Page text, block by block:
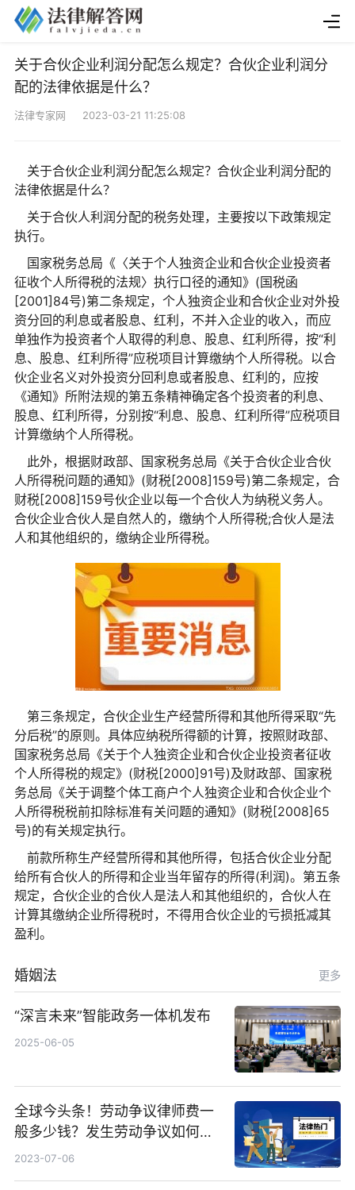
关于合伙企业利润分配怎么规定？合伙企业利润分
配的法律依据是什么？
法律专家网 2023-03-21 11:25:08
关于合伙企业利润分配怎么规定？合伙企业利润分配的
法律依据是什么？
关于合伙人利润分配的税务处理，主要按以下政策规定
执行。
国家税务总局《〈关于个人独资企业和合伙企业投资者
征收个人所得税的法规〉执行口径的通知》(国税函
[2001]84号)第二条规定，个人独资企业和合伙企业对外投
资分回的利息或者股息、红利，不并入企业的收入，而应
单独作为投资者个人取得的利息、股息、红利所得，按“利
息、股息、红利所得”应税项目计算缴纳个人所得税。以合
伙企业名义对外投资分回利息或者股息、红利的，应按
《通知》所附法规的第五条精神确定各个投资者的利息、
股息、红利所得，分别按“利息、股息、红利所得”应税项目
计算缴纳个人所得税。
此外，根据财政部、国家税务总局《关于合伙企业合伙
人所得税问题的通知》(财税[2008]159号)第二条规定，合
财税[2008]159号伙企业以每一个合伙人为纳税义务人。
合伙企业合伙人是自然人的，缴纳个人所得税;合伙人是法
人和其他组织的，缴纳企业所得税。
第三条规定，合伙企业生产经营所得和其他所得采取“先
分后税”的原则。具体应纳税所得额的计算，按照财政部、
国家税务总局《关于个人独资企业和合伙企业投资者征收
个人所得税的规定》(财税[2000]91号)及财政部、国家税
务总局《关于调整个体工商户个人独资企业和合伙企业个
人所得税税前扣除标准有关问题的通知》(财税[2008]65
号)的有关规定执行。
前款所称生产经营所得和其他所得，包括合伙企业分配
给所有合伙人的所得和企业当年留存的所得(利润)。第五条
规定，合伙企业的合伙人是法人和其他组织的，合伙人在
计算其缴纳企业所得税时，不得用合伙企业的亏损抵减其
盈利。
婚姻法 更多
“深言未来”智能政务一体机发布
2025-06-05
全球今头条！劳动争议律师费一
般多少钱？发生劳动争议如何算
工资？
2023-07-06